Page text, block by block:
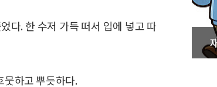
다. 한 수저 가득 떠서 입에 넣고 따
뭇하고 뿌듯하다.